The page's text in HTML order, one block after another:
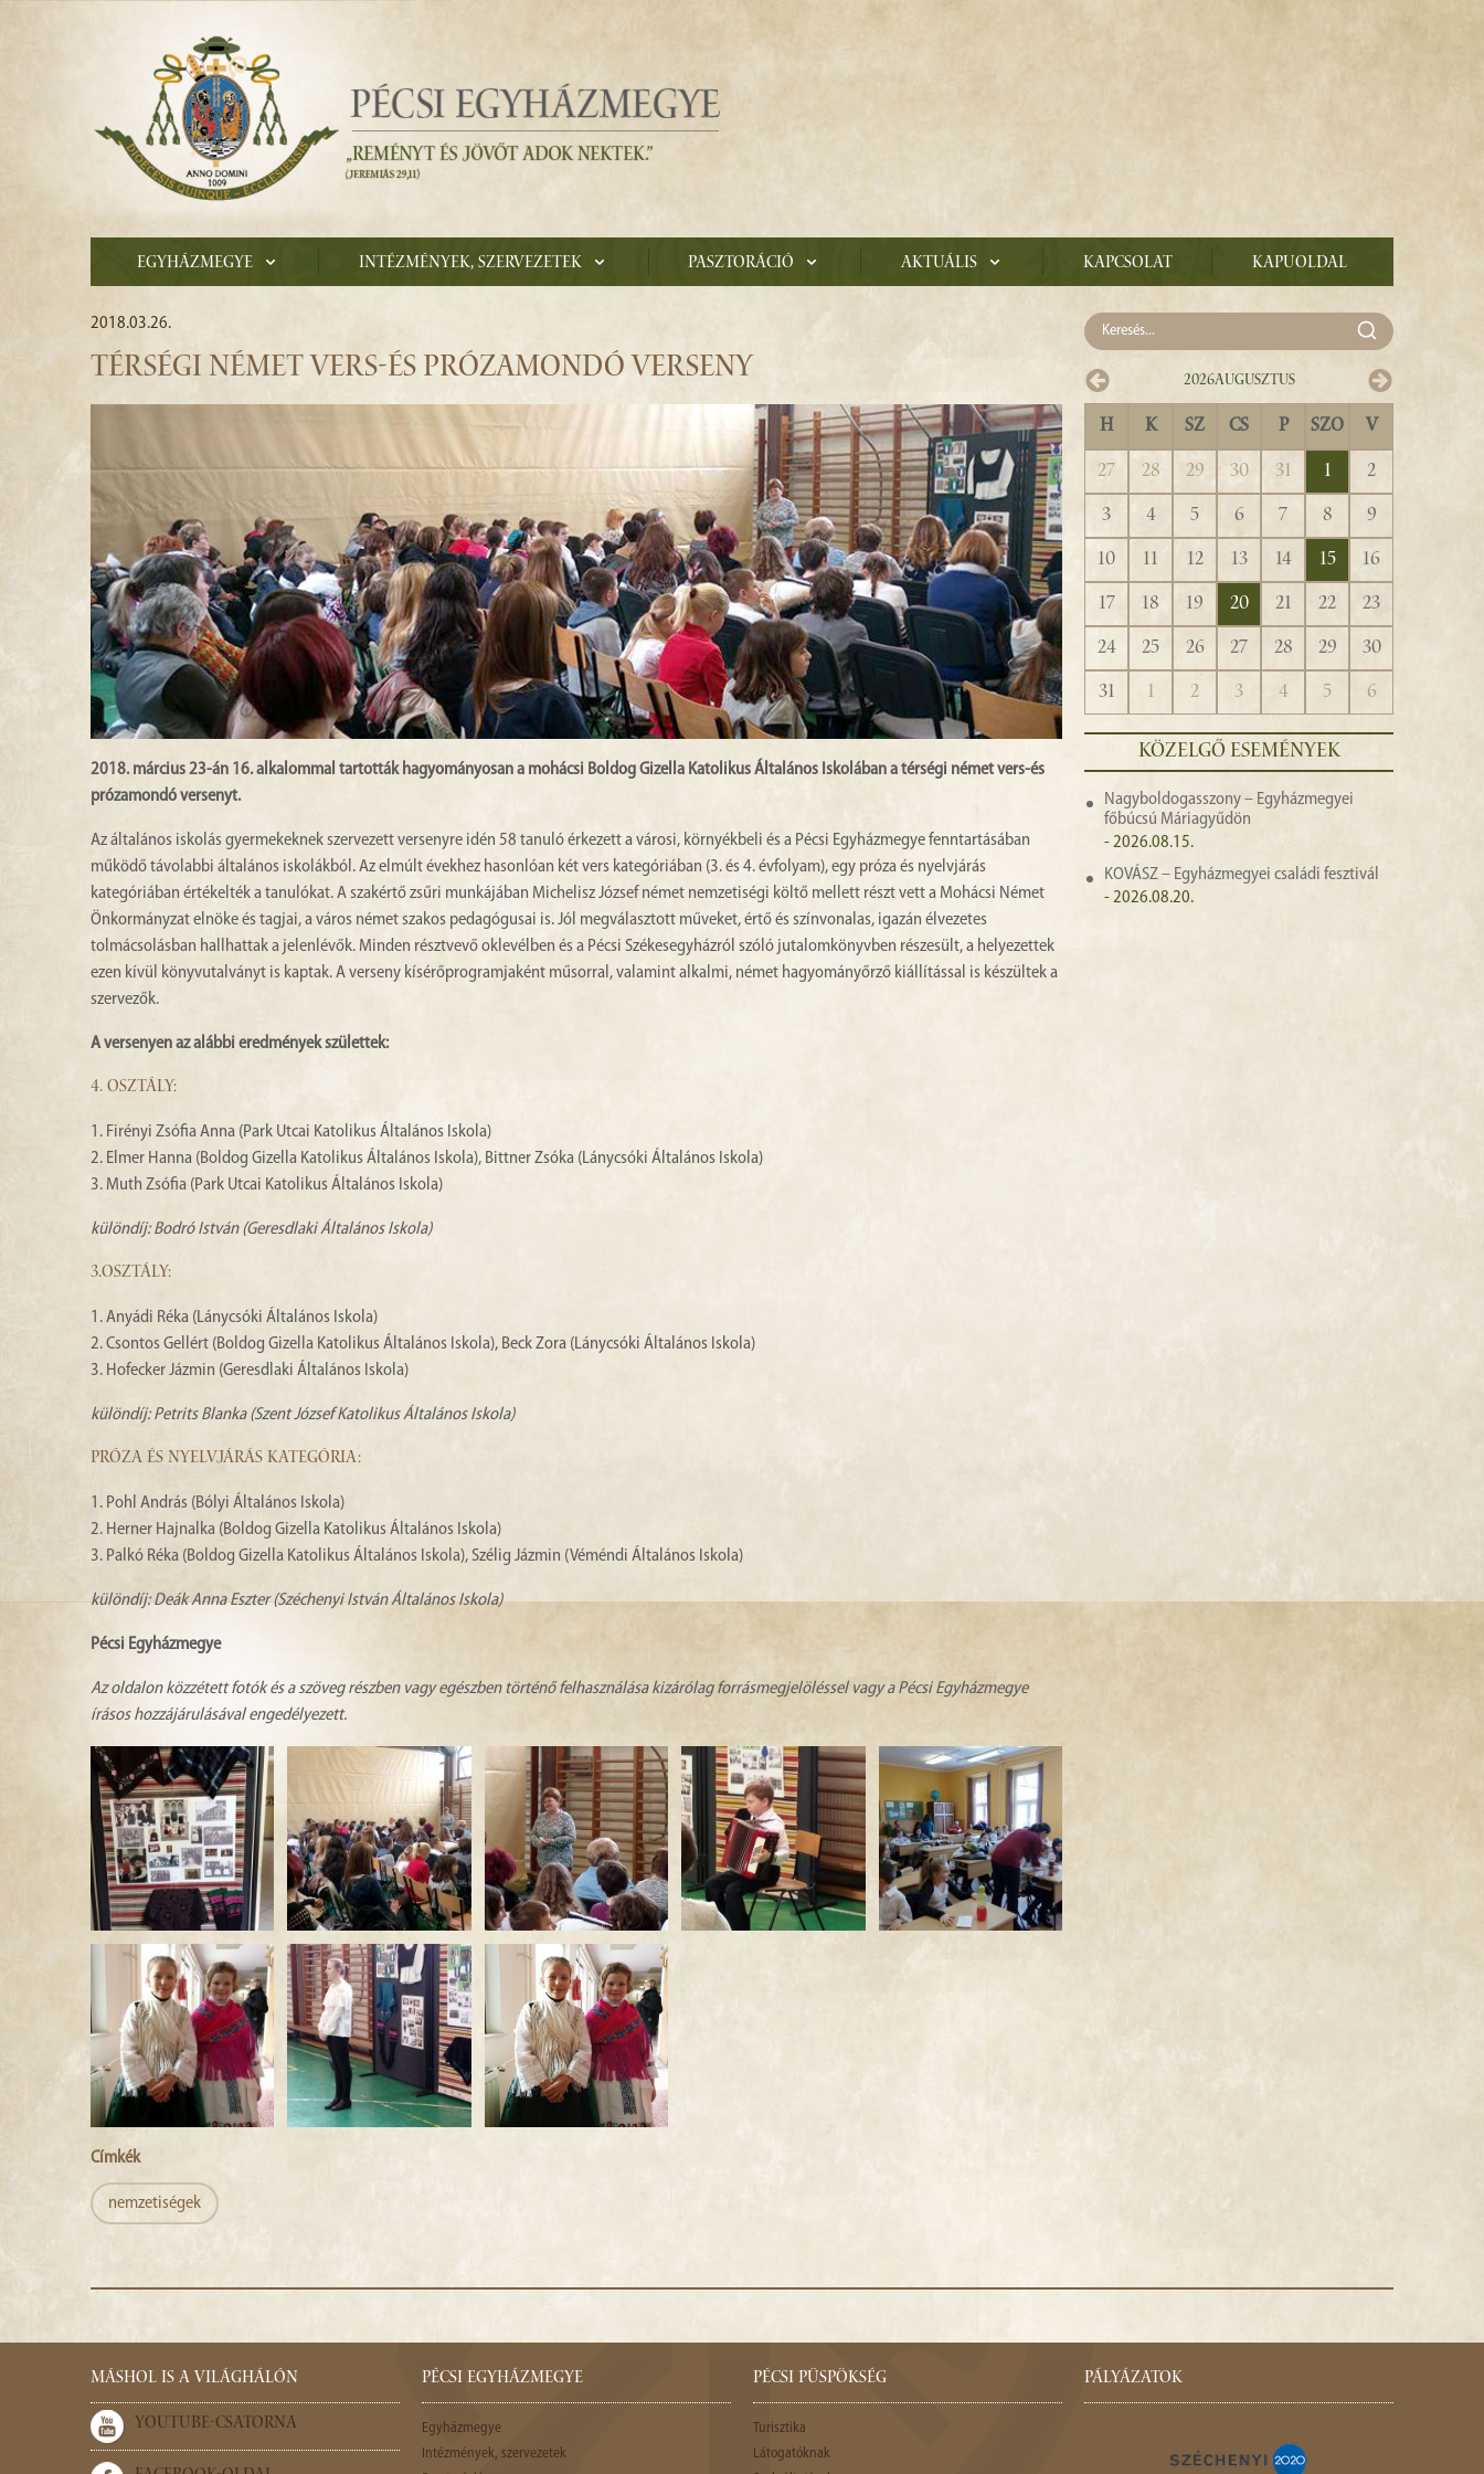
Egyházmegye Intézmények, szervezetek Pasztoráció Aktuális Kapcsolat Kapuoldal
2018.03.26.
TÉRSÉGI NÉMET VERS-ÉS PRÓZAMONDÓ VERSENY
2018. március 23-án 16. alkalommal tartották hagyományosan a mohácsi Boldog Gizella Katolikus Általános Iskolában a térségi német vers-és
prózamondó versenyt.
Az általános iskolás gyermekeknek szervezett versenyre idén 58 tanuló érkezett a városi, környékbeli és a Pécsi Egyházmegye fenntartásában
működő távolabbi általános iskolákból. Az elmúlt évekhez hasonlóan két vers kategóriában (3. és 4. évfolyam), egy próza és nyelvjárás
kategóriában értékelték a tanulókat. A szakértő zsűri munkájában Michelisz József német nemzetiségi költő mellett részt vett a Mohácsi Német
Önkormányzat elnöke és tagjai, a város német szakos pedagógusai is. Jól megválasztott műveket, értő és színvonalas, igazán élvezetes
tolmácsolásban hallhattak a jelenlévők. Minden résztvevő oklevélben és a Pécsi Székesegyházról szóló jutalomkönyvben részesült, a helyezettek
ezen kívül könyvutalványt is kaptak. A verseny kísérőprogramjaként műsorral, valamint alkalmi, német hagyományőrző kiállítással is készültek a
szervezők.
A versenyen az alábbi eredmények születtek:
4. OSZTÁLY:
1. Firényi Zsófia Anna (Park Utcai Katolikus Általános Iskola)
2. Elmer Hanna (Boldog Gizella Katolikus Általános Iskola), Bittner Zsóka (Lánycsóki Általános Iskola)
3. Muth Zsófia (Park Utcai Katolikus Általános Iskola)
különdíj: Bodró István (Geresdlaki Általános Iskola)
3.OSZTÁLY:
1. Anyádi Réka (Lánycsóki Általános Iskola)
2. Csontos Gellért (Boldog Gizella Katolikus Általános Iskola), Beck Zora (Lánycsóki Általános Iskola)
3. Hofecker Jázmin (Geresdlaki Általános Iskola)
különdíj: Petrits Blanka (Szent József Katolikus Általános Iskola)
PRÓZA ÉS NYELVJÁRÁS KATEGÓRIA:
1. Pohl András (Bólyi Általános Iskola)
2. Herner Hajnalka (Boldog Gizella Katolikus Általános Iskola)
3. Palkó Réka (Boldog Gizella Katolikus Általános Iskola), Szélig Jázmin (Véméndi Általános Iskola)
különdíj: Deák Anna Eszter (Széchenyi István Általános Iskola)
Pécsi Egyházmegye
Az oldalon közzétett fotók és a szöveg részben vagy egészben történő felhasználása kizárólag forrásmegjelöléssel vagy a Pécsi Egyházmegye
írásos hozzájárulásával engedélyezett.
Címkék
nemzetiségek
2026Augusztus
H K SZ CS P SZO V
27 28 29 30 31 1
2
3
4 5 6 7 8
9
10
11 12 13 14 15
16
17
18 19 20 21 22
23
24
25 26 27 28 29
30
31
1 2 3 4 5 6
KÖZELGŐ ESEMÉNYEK
Nagyboldogasszony – Egyházmegyei
főbúcsú Máriagyűdön
- 2026.08.15.
KOVÁSZ – Egyházmegyei családi fesztivál
- 2026.08.20.
MÁSHOL IS A VILÁGHÁLÓN
YOUTUBE-CSATORNA
PÉCSI EGYHÁZMEGYE
Egyházmegye
Intézmények, szervezetek
PÉCSI PÜSPÖKSÉG
Turisztika
Látogatóknak
PÁLYÁZATOK